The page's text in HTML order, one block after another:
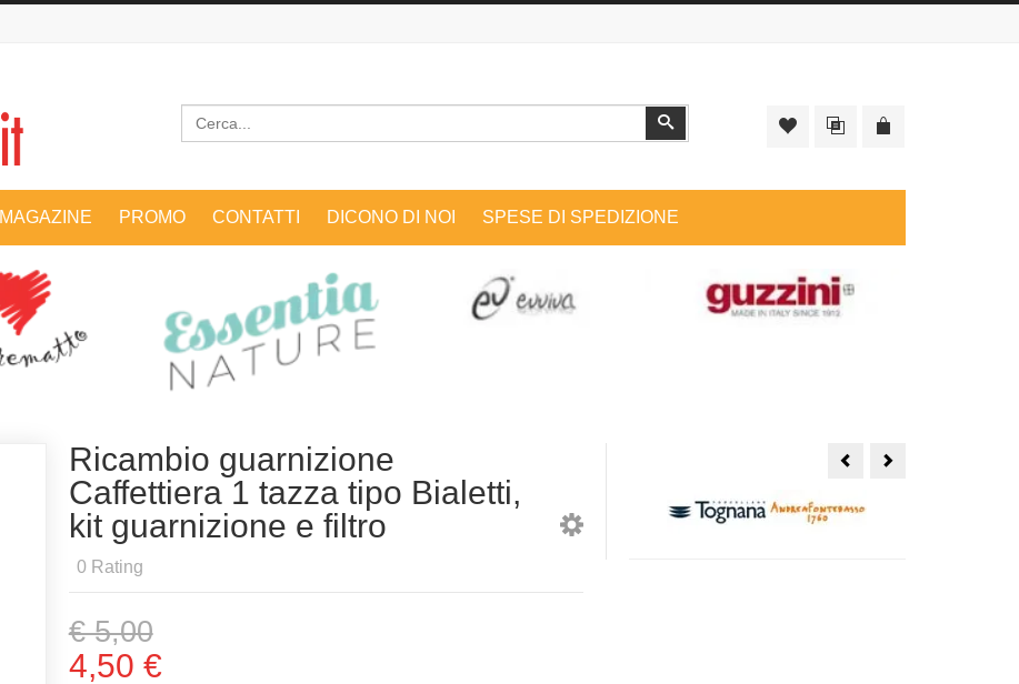
Cerca
MAGAZINE PROMO CONTATTI DICONO DI NOI SPESE DI SPEDIZIONE
Ricambio guarnizione
Caffettiera 1 tazza tipo Bialetti,
kit guarnizione e filtro
0 Rating
€ 5,00
4,50 €
Macchina
Thun
Caffettiera